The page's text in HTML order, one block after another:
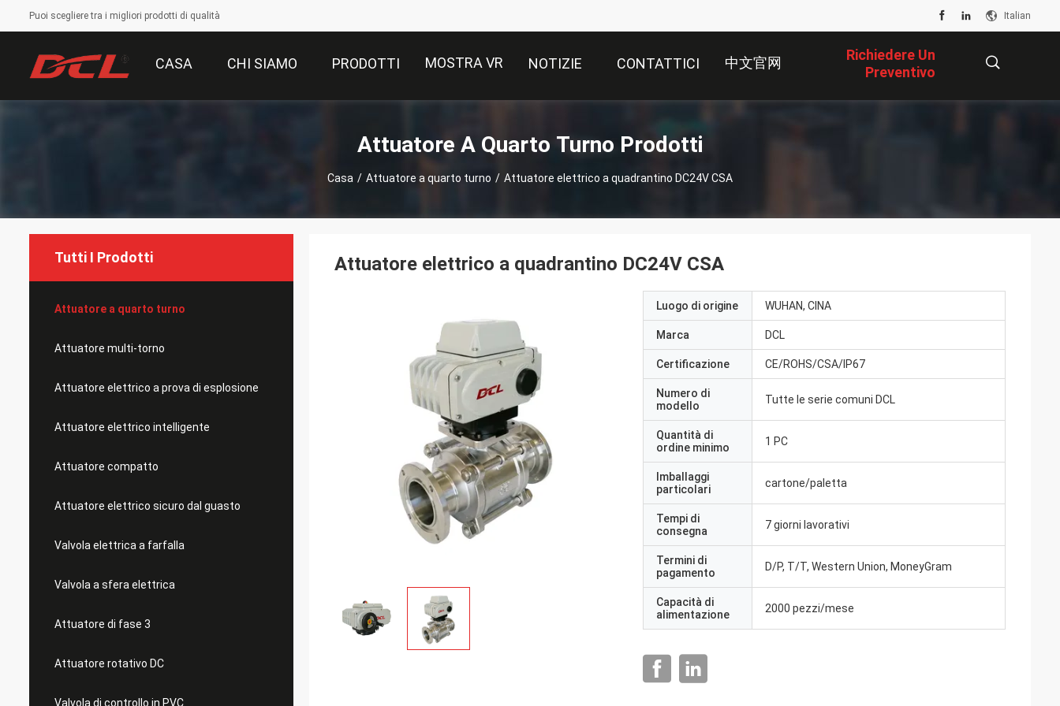
Puoi scegliere tra i migliori prodotti di qualità Italian
CASA CHI SIAMO PRODOTTI MOSTRA VR NOTIZIE CONTATTICI 中文官网
Richiedere Un
Preventivo
Attuatore A Quarto Turno Prodotti
Casa / Attuatore a quarto turno / Attuatore elettrico a quadrantino DC24V CSA
Tutti I Prodotti
Attuatore a quarto turno
Attuatore multi-torno
Attuatore elettrico a prova di esplosione
Attuatore elettrico intelligente
Attuatore compatto
Attuatore elettrico sicuro dal guasto
Valvola elettrica a farfalla
Valvola a sfera elettrica
Attuatore di fase 3
Attuatore rotativo DC
Valvola di controllo in PVC
Attuatore elettrico a quadrantino DC24V CSA
Luogo di origine WUHAN, CINA
Marca DCL
Certificazione CE/ROHS/CSA/IP67
Numero di
modello
Tutte le serie comuni DCL
Quantità di
ordine minimo
1 PC
Imballaggi
particolari
cartone/paletta
Tempi di
consegna
7 giorni lavorativi
Termini di
pagamento
D/P, T/T, Western Union, MoneyGram
Capacità di
alimentazione
2000 pezzi/mese